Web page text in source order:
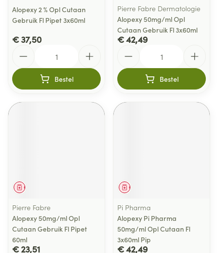
Alopexy 2 % Opl Cutaan
Gebruik Fl Pipet 3x60ml
€ 37,50
Bestel
Pierre Fabre Dermatologie
Alopexy 50mg/ml Opl
Cutaan Gebruik Fl 3x60ml
€ 42,49
Bestel
Geneesmiddel
Pierre Fabre
Alopexy 50mg/ml Opl
Cutaan Gebruik Fl Pipet
60ml
€ 23,51
Geneesmiddel
Pi Pharma
Alopexy Pi Pharma
50mg/ml Opl Cutaan Fl
3x60ml Pip
€ 42,49